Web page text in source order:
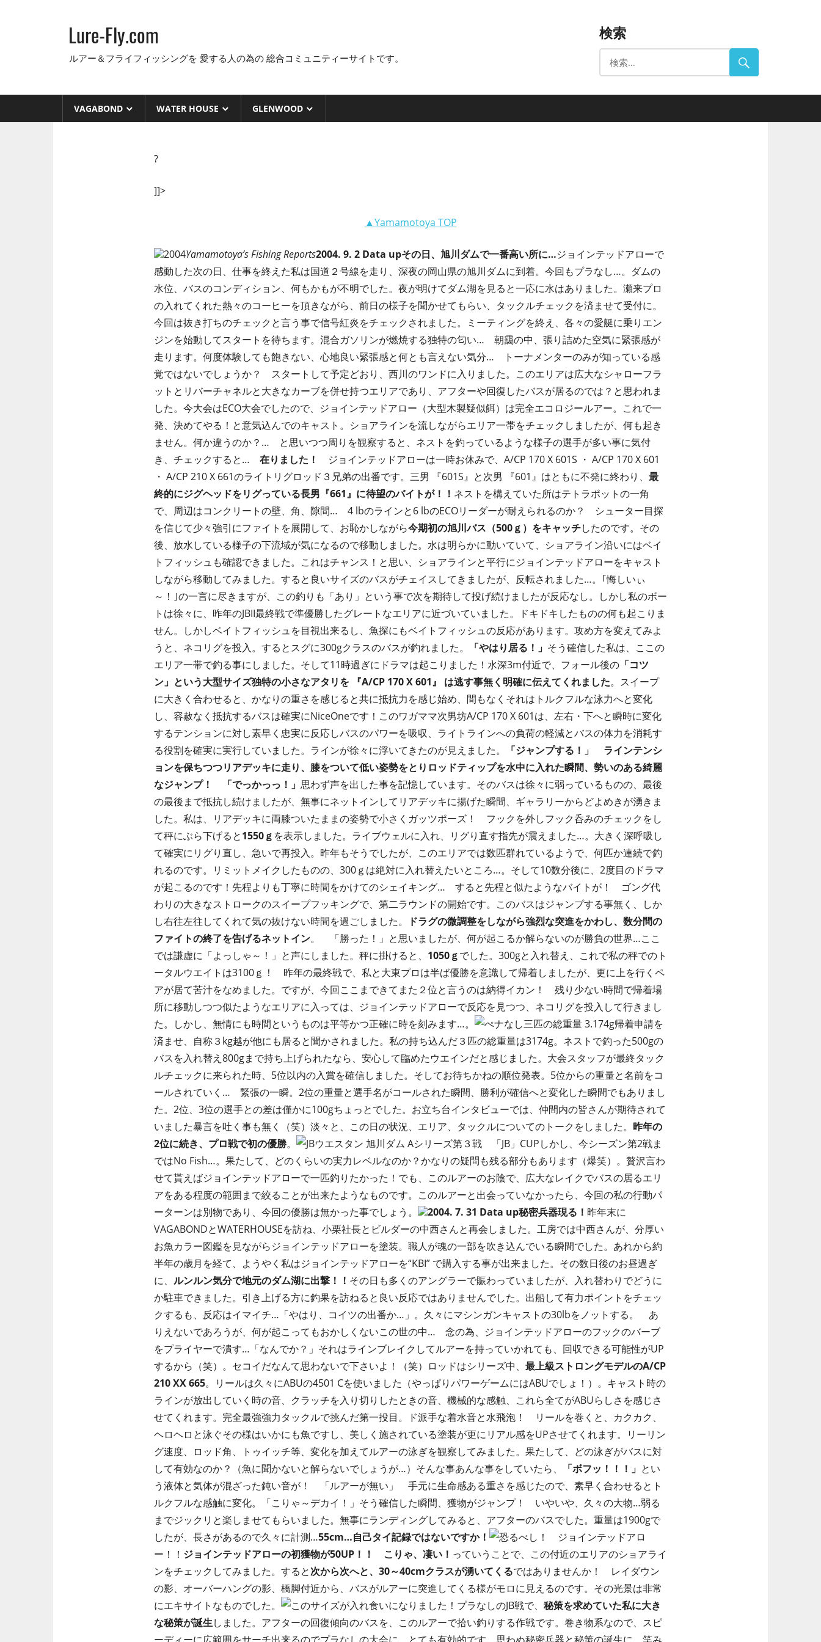
Lure-Fly.com
ルアー＆フライフィッシングを 愛する人の為の 総合コミュニティーサイトです。
検索
VAGABOND WATER HOUSE GLENWOOD
?
]]>
▲Yamamotoya TOP
2004Yamamotoya’s Fishing Reports2004. 9. 2 Data upその日、旭川ダムで一番高い所に…ジョインテッドアローで
感動した次の日、仕事を終えた私は国道２号線を走り、深夜の岡山県の旭川ダムに到着。今回もプラなし…。ダムの
水位、バスのコンディション、何もかもが不明でした。夜が明けてダム湖を見ると一応に水はありました。瀬来プロ
の入れてくれた熱々のコーヒーを頂きながら、前日の様子を聞かせてもらい、タックルチェックを済ませて受付に。
今回は抜き打ちのチェックと言う事で信号紅炎をチェックされました。ミーティングを終え、各々の愛艇に乗りエン
ジンを始動してスタートを待ちます。混合ガソリンが燃焼する独特の匂い… 朝靄の中、張り詰めた空気に緊張感が
走ります。何度体験しても飽きない、心地良い緊張感と何とも言えない気分… トーナメンターのみが知っている感
覚ではないでしょうか？ スタートして予定どおり、西川のワンドに入りました。このエリアは広大なシャローフラ
ットとリバーチャネルと大きなカーブを併せ持つエリアであり、アフターや回復したバスが居るのでは？と思われま
した。今大会はECO大会でしたので、ジョインテッドアロー（大型木製疑似餌）は完全エコロジールアー。これで一
発、決めてやる！と意気込んでのキャスト。ショアラインを流しながらエリア一帯をチェックしましたが、何も起き
ません。何か違うのか？… と思いつつ周りを観察すると、ネストを釣っているような様子の選手が多い事に気付
き、チェックすると… 在りました！
ジョインテッドアローは一時お休みで、A/CP 170 X 601S ・ A/CP 170 X 601
・ A/CP 210 X 661のライトリグロッド３兄弟の出番です。三男 『601S』と次男 『601』はともに不発に終わり、 最
終的にジグヘッドをリグっている長男『661』に待望のバイトが！！ ネストを構えていた所はテトラポットの一角
で、周辺はコンクリートの壁、角、隙間… 4 lbのラインと6 lbのECOリーダーが耐えられるのか？ シューター目探
を信じて少々強引にファイトを展開して、お恥かしながら今期初の旭川バス（500ｇ）をキャッチしたのです。その
後、放水している様子の下流域が気になるので移動しました。水は明らかに動いていて、ショアライン沿いにはベイ
トフィッシュも確認できました。これはチャンス！と思い、ショアラインと平行にジョインテッドアローをキャスト
しながら移動してみました。すると良いサイズのバスがチェイスしてきましたが、反転されました…。｢悔しいぃ
～！｣の一言に尽きますが、この釣りも「あり」という事で次を期待して投げ続けましたが反応なし。しかし私のボー
トは徐々に、昨年のJBII最終戦で準優勝したグレートなエリアに近づいていました。ドキドキしたものの何も起こりま
せん。しかしベイトフィッシュを目視出来るし、魚探にもベイトフィッシュの反応があります。攻め方を変えてみよ
うと、ネコリグを投入。するとスグに300gクラスのバスが釣れました。
「やはり居る！」 そう確信した私は、ここの
エリア一帯で釣る事にしました。そして11時過ぎにドラマは起こりました！水深3m付近で、フォール後の 「コツ
ン」という大型サイズ独特の小さなアタリを 『A/CP 170 X 601』 は逃す事無く明確に伝えてくれました。スイープ
に大きく合わせると、かなりの重さを感じると共に抵抗力を感じ始め、間もなくそれはトルクフルな泳力へと変化
し、容赦なく抵抗するバスは確実にNiceOneです！このワガママ次男坊A/CP 170 X 601は、左右・下へと瞬時に変化
するテンションに対し素早く忠実に反応しバスのパワーを吸収、ライトラインへの負荷の軽減とバスの体力を消耗す
る役割を確実に実行していました。ラインが徐々に浮いてきたのが見えました。
「ジャンプする！」 ラインテンシ
ョンを保ちつつリアデッキに走り、膝をついて低い姿勢をとりロッドティップを水中に入れた瞬間、勢いのある綺麗
なジャンプ！ 「でっかっっ！」 思わず声を出した事を記憶しています。そのバスは徐々に弱っているものの、最後
の最後まで抵抗し続けましたが、無事にネットインしてリアデッキに揚げた瞬間、ギャラリーからどよめきが湧きま
した。私は、リアデッキに両膝ついたままの姿勢で小さくガッツポーズ！ フックを外しフック呑みのチェックをし
て秤にぶら下げると1550ｇ を表示しました。ライブウェルに入れ、リグり直す指先が震えました…。大きく深呼吸し
て確実にリグり直し、急いで再投入。昨年もそうでしたが、このエリアでは数匹群れているようで、何匹か連続で釣
れるのです。リミットメイクしたものの、300ｇは絶対に入れ替えたいところ…。そして10数分後に、2度目のドラマ
が起こるのです！先程よりも丁寧に時間をかけてのシェイキング… すると先程と似たようなバイトが！ ゴング代
わりの大きなストロークのスイープフッキングで、第二ラウンドの開始です。このバスはジャンプする事無く、しか
し右往左往してくれて気の抜けない時間を過ごしました。
ドラグの微調整をしながら強烈な突進をかわし、数分間の
ファイトの終了を告げるネットイン。 「勝った！」と思いましたが、何が起こるか解らないのが勝負の世界…ここ
では謙虚に「よっしゃ～！」と声にしました。秤に掛けると、 1050ｇでした。300gと入れ替え、これで私の秤でのト
ータルウエイトは3100ｇ！ 昨年の最終戦で、私と大東プロは半ば優勝を意識して帰着しましたが、更に上を行くペ
アが居て苦汁をなめました。ですが、今回ここまできてまた２位と言うのは納得イカン！ 残り少ない時間で帰着場
所に移動しつつ似たようなエリアに入っては、ジョインテッドアローで反応を見つつ、ネコリグを投入して行きまし
た。しかし、無情にも時間というものは平等かつ正確に時を刻みます…。
ぺナなし三匹の総重量 3.174g帰着申請を
済ませ、自称３kg越が他にも居ると聞かされました。私の持ち込んだ３匹の総重量は3174g。ネストで釣った500gの
バスを入れ替え800gまで持ち上げられたなら、安心して臨めたウエインだと感じました。大会スタッフが最終タック
ルチェックに来られた時、5位以内の入賞を確信しました。そしてお待ちかねの順位発表。5位からの重量と名前をコ
ールされていく… 緊張の一瞬。2位の重量と選手名がコールされた瞬間、勝利が確信へと変化した瞬間でもありまし
た。2位、3位の選手との差は僅かに100gちょっとでした。お立ち台インタビューでは、仲間内の皆さんが期待されて
いました暴言を吐く事も無く（笑）淡々と、この日の状況、エリア、タックルについてのトークをしました。 昨年の
2位に続き、プロ戦で初の優勝。
JBウエスタン 旭川ダム Aシリーズ第３戦 「JB」CUPしかし、今シーズン第2戦ま
ではNo Fish…。果たして、どのくらいの実力レベルなのか？かなりの疑問も残る部分もあります（爆笑）。贅沢言わ
せて貰えばジョインテッドアローで一匹釣りたかった！でも、このルアーのお陰で、広大なレイクでバスの居るエリ
アをある程度の範囲まで絞ることが出来たようなものです。このルアーと出会っていなかったら、今回の私の行動パ
ーターンは別物であり、今回の優勝は無かった事でしょう。
2004. 7. 31 Data up秘密兵器現る！ 昨年末に
VAGABONDとWATERHOUSEを訪ね、小栗社長とビルダーの中西さんと再会しました。工房では中西さんが、分厚い
お魚カラー図鑑を見ながらジョインテッドアローを塗装。職人が魂の一部を吹き込んでいる瞬間でした。あれから約
半年の歳月を経て、ようやく私はジョインテッドアローを“KBI” で購入する事が出来ました。その数日後のお昼過ぎ
に、 ルンルン気分で地元のダム湖に出撃！！ その日も多くのアングラーで賑わっていましたが、入れ替わりでどうに
か駐車できました。引き上げる方に釣果を訪ねると良い反応ではありませんでした。出船して有力ポイントをチェッ
クするも、反応はイマイチ…「やはり、コイツの出番か…」。久々にマシンガンキャストの30lbをノットする。 あ
りえないであろうが、何が起こってもおかしくないこの世の中… 念の為、ジョインテッドアローのフックのバーブ
をプライヤーで潰す…「なんでか？」それはラインブレイクしてルアーを持っていかれても、回収できる可能性がUP
するから（笑）。セコイだなんて思わないで下さいよ！（笑）ロッドはシリーズ中、 最上級ストロングモデルのA/CP
210 XX 665。リールは久々にABUの4501 Cを使いました（やっぱりパワーゲームにはABUでしょ！）。キャスト時の
ラインが放出していく時の音、クラッチを入り切りしたときの音、機械的な感触、これら全てがABUらしさを感じさ
せてくれます。完全最強強力タックルで挑んだ第一投目。ド派手な着水音と水飛泡！ リールを巻くと、カクカク、
ヘロヘロと泳ぐその様はいかにも魚ですし、美しく施されている塗装が更にリアル感をUPさせてくれます。リーリン
グ速度、ロッド角、トゥイッチ等、変化を加えてルアーの泳ぎを観察してみました。果たして、どの泳ぎがバスに対
して有効なのか？（魚に聞かないと解らないでしょうが…）そんな事あんな事をしていたら、
「ボフッ！！！」 とい
う液体と気体が混ざった鈍い音が！ 「ルアーが無い」 手元に生命感ある重さを感じたので、素早く合わせるとト
ルクフルな感触に変化。「こりゃ～デカイ！」そう確信した瞬間、獲物がジャンプ！ いやいや、久々の大物…弱る
までジックリと楽しませてもらいました。無事にランディングしてみると、アフターのバスでした。重量は1900gで
したが、長さがあるので久々に計測…55cm…自己タイ記録ではないですか！
恐るべし！ ジョインテッドアロ
ー！！ ジョインテッドアローの初獲物が50UP！！ こりゃ、凄い！ っていうことで、この付近のエリアのショアライ
ンをチェックしてみました。すると次から次へと、30～40cmクラスが湧いてくるではありませんか！ レイダウン
の影、オーバーハングの影、橋脚付近から、バスがルアーに突進してくる様がモロに見えるのです。その光景は非常
にエキサイトなものでした。
このサイズが入れ食いになりました！プラなしのJB戦で、 秘策を求めていた私に大き
な秘策が誕生しました。アフターの回復傾向のバスを、このルアーで拾い釣りする作戦です。巻き物系なので、スピ